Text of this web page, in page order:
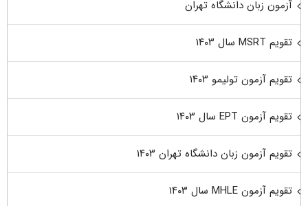
آزمون زبان دانشگاه تهران
تقویم MSRT سال ۱۴۰۳
تقویم آزمون تولیمو ۱۴۰۳
تقویم آزمون EPT سال ۱۴۰۳
تقویم آزمون زبان دانشگاه تهران ۱۴۰۳
تقویم آزمون MHLE سال ۱۴۰۳